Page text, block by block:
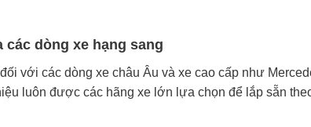
dòng xe hạng sang
với các dòng xe châu Âu và xe cao cấp như
luôn được các hãng xe lớn lựa chọn để lắp sẵn